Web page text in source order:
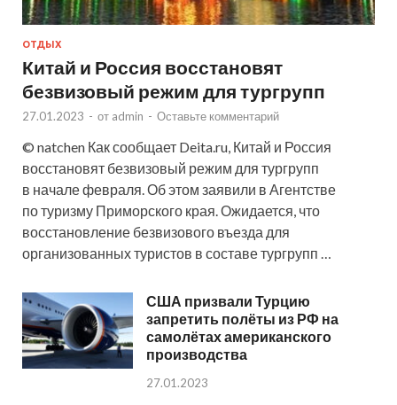
ОТДЫХ
Китай и Россия восстановят
безвизовый режим для тургрупп
27.01.2023 - от admin - Оставьте комментарий
© natchen Как сообщает Deita.ru, Китай и Россия
восстановят безвизовый режим для тургрупп
в начале февраля. Об этом заявили в Агентстве
по туризму Приморского края. Ожидается, что
восстановление безвизового въезда для
организованных туристов в составе тургрупп …
США призвали Турцию
запретить полёты из РФ на
самолётах американского
производства
27.01.2023